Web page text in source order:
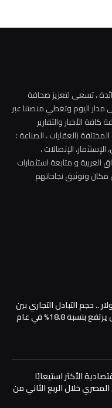
، تسعى لتعزيز صحافة
مدار اليوم وتغطي منصتنا عبر
الأخبار والتقارير
(العقارات ، الصناعة ؛
الإستثمار، الإتصالات ،
و متابعة استثمارات
وتوثيق نجاحاتهم
مليار دولار .. حجم التبادل التجاري بين
مصر ودول البريكس يرتفع بنسبة 18.8% في عام
الأكثر استيعابًا
خلال الربع الثاني من